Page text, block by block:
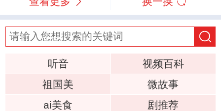
听音
视频百科
祖国美
微故事
ai美食
剧推荐